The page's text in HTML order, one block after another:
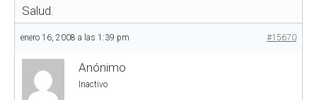
Salud.
enero 16, 2008 a las 1:39 pm #15670
Anónimo
Inactivo